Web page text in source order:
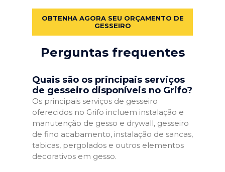
OBTENHA AGORA SEU ORÇAMENTO DE
GESSEIRO
Perguntas frequentes
Quais são os principais serviços
de gesseiro disponíveis no Grifo?
Os principais serviços de gesseiro
oferecidos no Grifo incluem instalação e
manutenção de gesso e drywall, gesseiro
de fino acabamento, instalação de sancas,
tabicas, pergolados e outros elementos
decorativos em gesso.